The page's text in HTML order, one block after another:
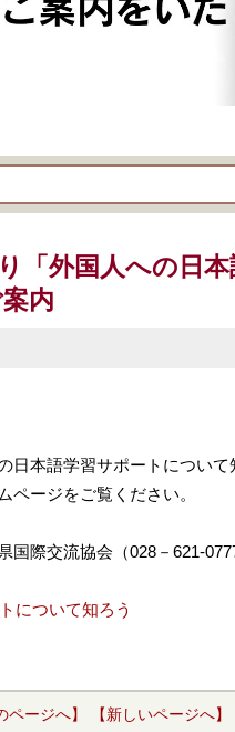
「外国人への日
内
本語学習サポートについて
ージをご覧ください。
国際交流協会（028－621-
について知ろう
ページへ】 【新しいページへ】